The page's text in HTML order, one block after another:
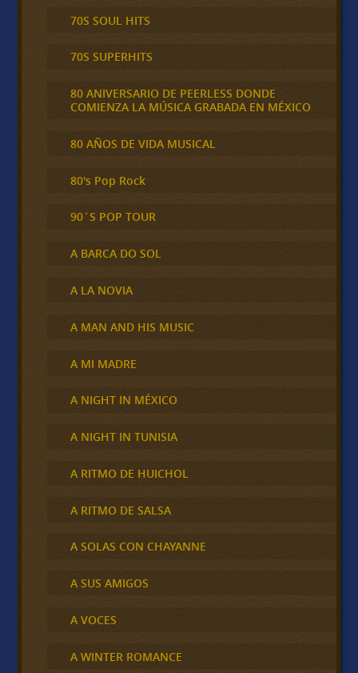
70S SOUL HITS
70S SUPERHITS
80 ANIVERSARIO DE PEERLESS DONDE
COMIENZA LA MÚSICA GRABADA EN MÉXICO
80 AÑOS DE VIDA MUSICAL
80's Pop Rock
90´S POP TOUR
A BARCA DO SOL
A LA NOVIA
A MAN AND HIS MUSIC
A MI MADRE
A NIGHT IN MÉXICO
A NIGHT IN TUNISIA
A RITMO DE HUICHOL
A RITMO DE SALSA
A SOLAS CON CHAYANNE
A SUS AMIGOS
A VOCES
A WINTER ROMANCE